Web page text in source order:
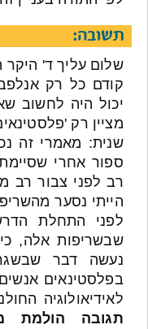
תשובה:
שלום עליך ד' היקר
קודם כל רק
יכול היה לחשוב
מציין רק
שנית: מאמרי זה
ספור אחרי
רב לפני צבור רב
הייתי נסער
לפני התחלת
שבשריפות אלה,
נעשה דבר
בפלסטינאים
לאידיאולוגיה
תגובה הולמת